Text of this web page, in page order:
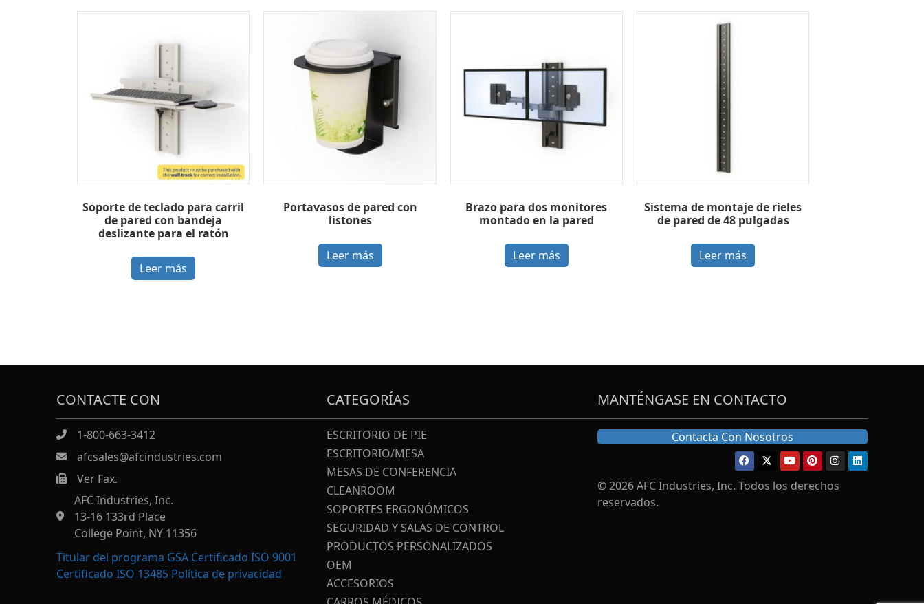
Soporte de teclado para carril
de pared con bandeja
deslizante para el ratón
Leer más
Portavasos de pared con
listones
Leer más
Brazo para dos monitores
montado en la pared
Leer más
Sistema de montaje de rieles
de pared de 48 pulgadas
Leer más
CONTACTE CON
1-800-663-3412
afcsales@afcindustries.com
https://afcindustries.com/contact/#:~:text=Fax
Ver Fax.
AFC Industries, Inc.
13-16 133rd Place
College Point, NY 11356
Titular del programa GSA Certificado ISO 9001
Certificado ISO 13485 Política de privacidad
CATEGORÍAS
ESCRITORIO DE PIE
ESCRITORIO/MESA
MESAS DE CONFERENCIA
CLEANROOM
SOPORTES ERGONÓMICOS
SEGURIDAD Y SALAS DE CONTROL
PRODUCTOS PERSONALIZADOS
OEM
ACCESORIOS
MANTÉNGASE EN CONTACTO
Contacta Con Nosotros
© 2026 AFC Industries, Inc. Todos los derechos
reservados.